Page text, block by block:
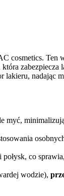
cosmetics. Ten
która zabezpiecza
nadając
myć,
co
wodzie),